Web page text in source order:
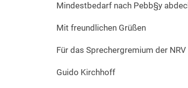
Mindestbedarf nach Pebb§y
Mit freundlichen Grüßen
Für das Sprechergremium der
Guido Kirchhoff